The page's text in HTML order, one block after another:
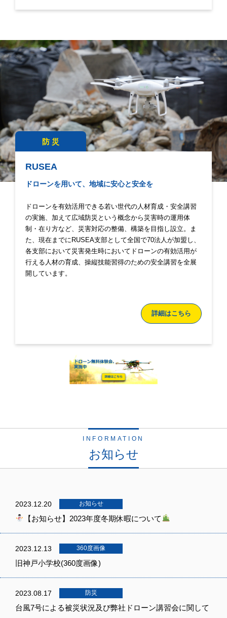
防 災
RUSEA
ドローンを用いて、地域に安心と安全を
ドローンを有効活用できる若い世代の人材育成・安全講習
の実施、加えて広域防災という概念から災害時の運用体
制・在り方など、災害対応の整備、構築を目指し設立。ま
た、現在までにRUSEA支部として全国で70法人が加盟し、
各支部において災害発生時においてドローンの有効活用が
行える人材の育成、操縦技能習得のための安全講習を全展
開しています。
詳細はこちら
INFORMATION
お知らせ
2023.12.20 お知らせ
【お知らせ】2023年度冬期休暇について
2023.12.13 360度画像
旧神戸小学校(360度画像)
2023.08.17 防災
台風7号による被災状況及び弊社ドローン講習会に関して